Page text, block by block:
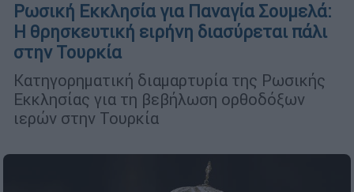
Ρωσική Εκκλησία για Παναγία Σουμελά:
Η θρησκευτική ειρήνη διασύρεται πάλι
στην Τουρκία
Κατηγορηματική διαμαρτυρία της Ρωσικής
Εκκλησίας για τη βεβήλωση ορθοδόξων
ιερών στην Τουρκία